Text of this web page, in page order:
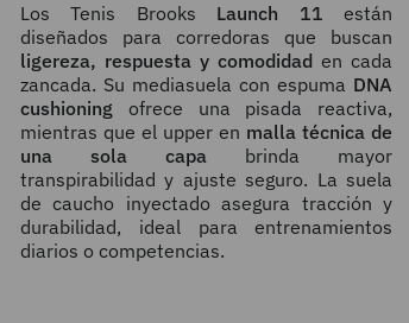
Los Tenis Brooks Launch 11 están
diseñados para corredoras que buscan
ligereza, respuesta y comodidad en cada
zancada. Su mediasuela con espuma DNA
cushioningofrece una pisada reactiva,
mientras que el upper en malla técnica de
una sola capa brinda mayor
transpirabilidad y ajuste seguro. La suela
de caucho inyectado asegura tracción y
durabilidad, ideal para entrenamientos
diarios o competencias.